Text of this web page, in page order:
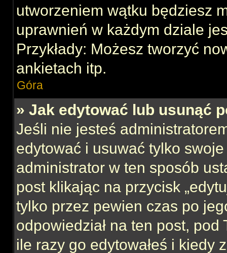
utworzeniem wątku będziesz
uprawnień w każdym dziale
Przykłady: Możesz tworzyć
ankietach itp.
Góra
» Jak edytować lub usunąć
Jeśli nie jesteś
edytować i usuwać tylko
administrator w ten sposób
post klikając na przycisk
tylko przez pewien czas po
odpowiedział na ten post,
ile razy go edytowałeś i kiedy